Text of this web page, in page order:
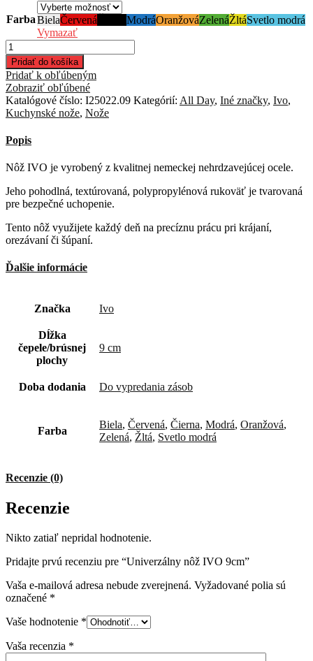
FarbaBielaČervená ModráOranžováZelenáŽltáSvetlo modrá
Vymazať
množstvo
Univerzálny
nôž
IVO
9cm
Pridať do košíka
Pridať k obľúbeným
Zobraziť obľúbené
Katalógové číslo: I25022.09 Kategórií: All Day, Iné značky, Ivo,
Kuchynské nože, Nože
Popis
Nôž IVO je vyrobený z kvalitnej nemeckej nehrdzavejúcej ocele.
Jeho pohodlná, textúrovaná, polypropylénová rukoväť je tvarovaná
pre bezpečné uchopenie.
Tento nôž využijete každý deň na precíznu prácu pri krájaní,
orezávaní či šúpaní.
Ďalšie informácie
Značka Ivo
Dĺžka
čepele/brúsnej
plochy
9 cm
Doba dodania Do vypredania zásob
Farba
Biela, Červená, Čierna, Modrá, Oranžová,
Zelená, Žltá, Svetlo modrá
Recenzie (0)
Recenzie
Nikto zatiaľ nepridal hodnotenie.
Pridajte prvú recenziu pre “Univerzálny nôž IVO 9cm”
Vaša e-mailová adresa nebude zverejnená. Vyžadované polia sú
označené *
Vaše hodnotenie *
Vaša recenzia *